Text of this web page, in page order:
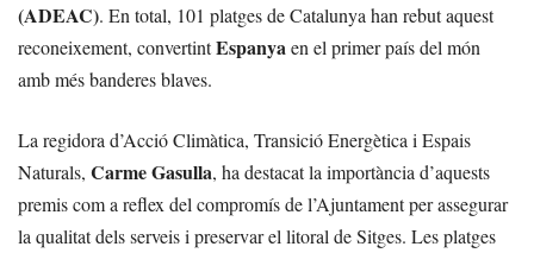
(ADEAC). En total, 101 platges de Catalunya han rebut aquest
reconeixement, convertintEspanyaen el primer país del món
amb més banderes blaves.
La regidora d’Acció Climàtica, Transició Energètica i Espais
Naturals, Carme Gasulla, ha destacat la importància d’aquests
premis com a reflex del compromís de l’Ajuntament per assegurar
la qualitat dels serveis i preservar el litoral de Sitges. Les platges